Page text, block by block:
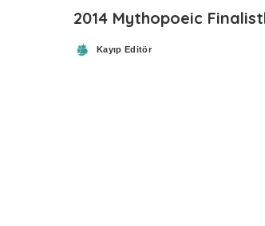
2014 Mythopoeic
PostedKayıp Editör